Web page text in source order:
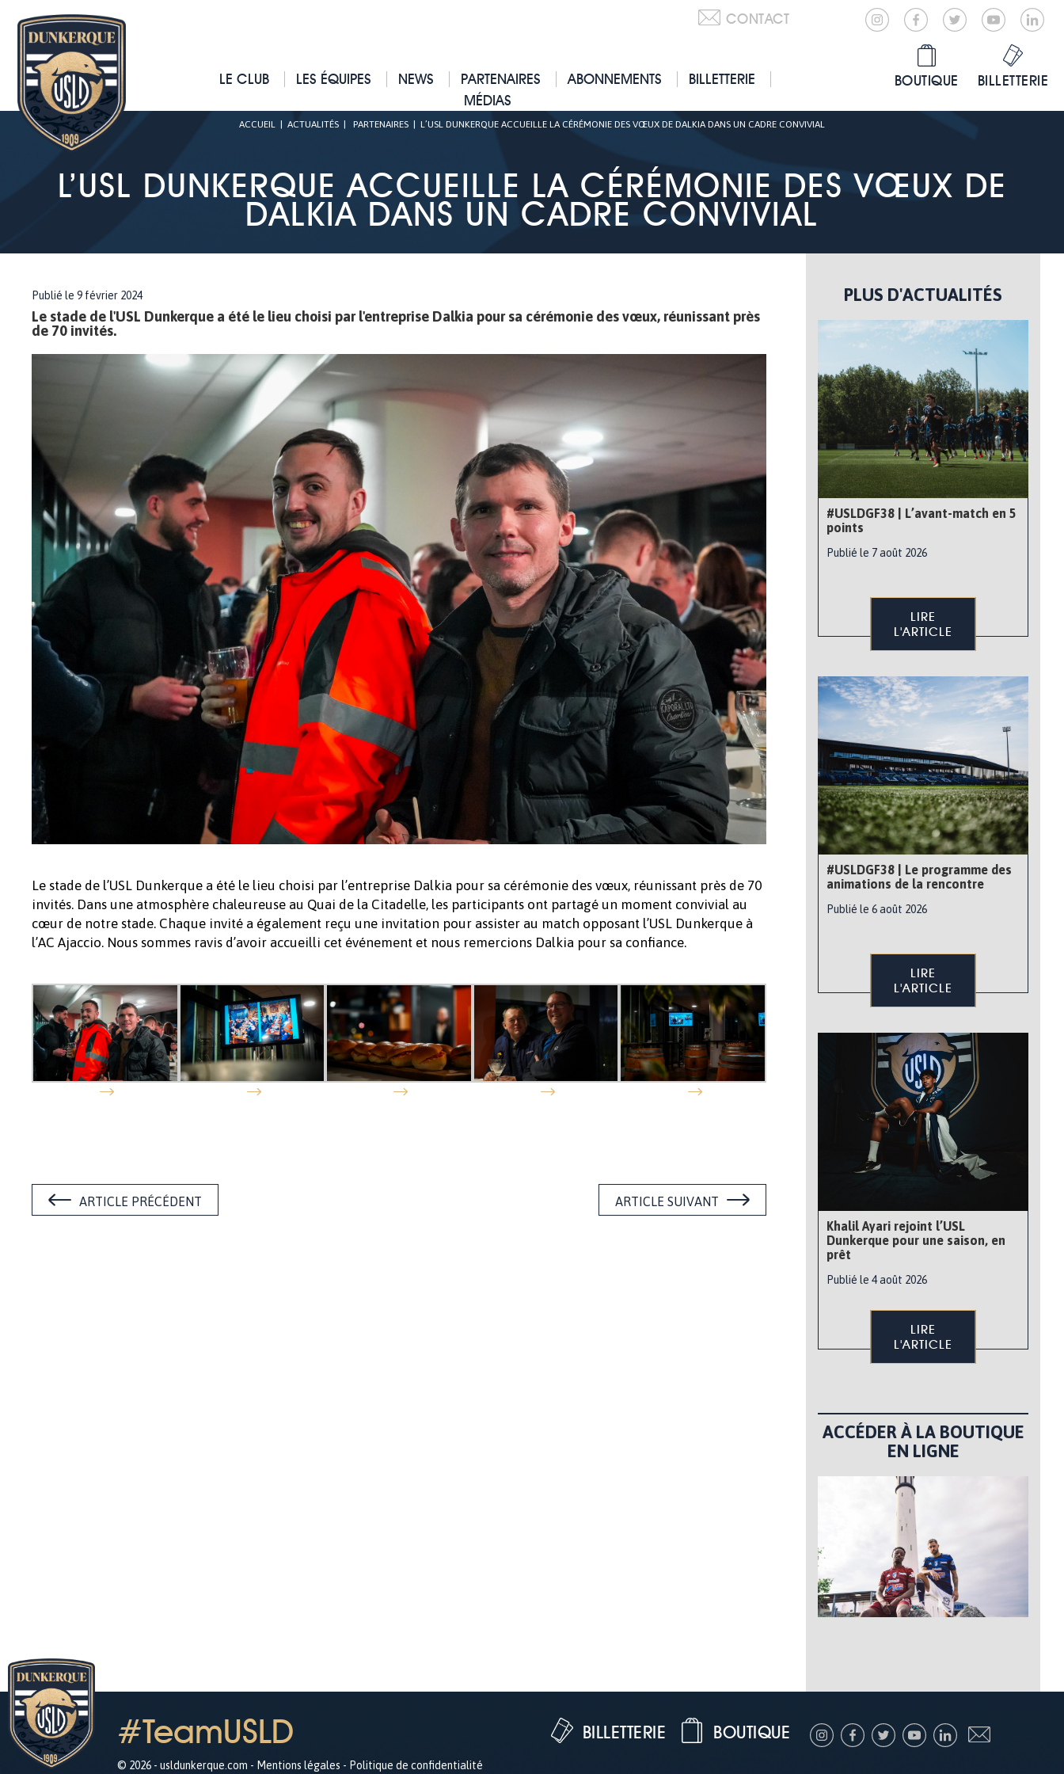
CONTACT
LE CLUB LES ÉQUIPES NEWS PARTENAIRES ABONNEMENTS
BILLETTERIE
MÉDIAS
BOUTIQUE BILLETTERIE
ACCUEIL ACTUALITÉS PARTENAIRES L’USL DUNKERQUE ACCUEILLE LA CÉRÉMONIE DES VŒUX DE DALKIA DANS UN CADRE CONVIVIAL
L’USL DUNKERQUE ACCUEILLE LA CÉRÉMONIE DES VŒUX DE
DALKIA DANS UN CADRE CONVIVIAL
Publié le 9 février 2024
Le stade de l'USL Dunkerque a été le lieu choisi par l'entreprise Dalkia pour sa cérémonie des vœux, réunissant près
de 70 invités.
Le stade de l’USL Dunkerque a été le lieu choisi par l’entreprise Dalkia pour sa cérémonie des vœux, réunissant près de 70
invités. Dans une atmosphère chaleureuse au Quai de la Citadelle, les participants ont partagé un moment convivial au
cœur de notre stade. Chaque invité a également reçu une invitation pour assister au match opposant l’USL Dunkerque à
l’AC Ajaccio. Nous sommes ravis d’avoir accueilli cet événement et nous remercions Dalkia pour sa confiance.
ARTICLE PRÉCÉDENT ARTICLE SUIVANT
PLUS D'ACTUALITÉS
#USLDGF38 | L’avant-match en 5
points
Publié le 7 août 2026
LIRE
L'ARTICLE
#USLDGF38 | Le programme des
animations de la rencontre
Publié le 6 août 2026
LIRE
L'ARTICLE
Khalil Ayari rejoint l’USL
Dunkerque pour une saison, en
prêt
Publié le 4 août 2026
LIRE
L'ARTICLE
ACCÉDER À LA BOUTIQUE
EN LIGNE
#TeamUSLD
© 2026 - usldunkerque.com - Mentions légales - Politique de confidentialité
BOUTIQUE
BILLETTERIE